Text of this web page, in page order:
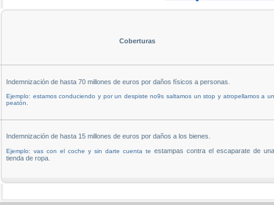
Coberturas
Indemnización de hasta 70 millones de euros por daños físicos a personas.
Ejemplo: estamos conduciendo y por un despiste no9s saltamos un stop y atropellamos a un
peatón.
Indemnización de hasta 15 millones de euros por daños a los bienes.
Ejemplo: vas con el coche y sin darte cuenta te estampas contra el escaparate de una
tienda de ropa.